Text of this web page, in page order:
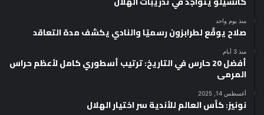
منذ يوم واحد
صلاح يوقّع لطرابزون رسميًا والنادي يكشف مدة التعاقد
منذ 3 أيام
أفضل 20 حارس في التاريخ: ترتيب أسطوري كامل لأعظم حراس
المرمى
أغسطس 14, 2025
نونيز: كأس العالم للأندية سر اختيار الهلال